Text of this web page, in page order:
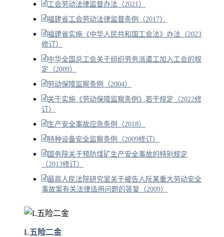
工会劳动法律监督办法（2021）
福建省工会劳动法律监督条例（2017）
福建省实施《中华人民共和国工会法》办法（2023
修订）
中华全国总工会关于组织劳务派遣工加入工会的规
定（2009）
劳动保障监察条例（2004）
关于实施《劳动保障监察条例》若干规定（2022修
订）
生产安全事故应急条例（2018）
特种设备安全监察条例（2009修订）
国务院关于预防煤矿生产安全事故的特别规定
（2013修订）
最高人民法院研究室关于被告人阮某重大劳动安全
事故案有关法律适用问题的答复（2009）
L五险二金